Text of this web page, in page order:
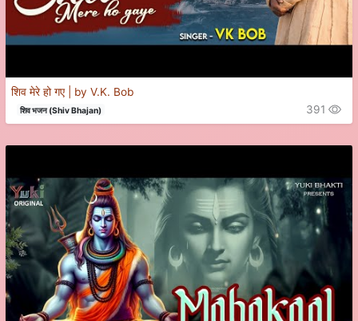
शिव मेरे हो गए | by V.K. Bob
शिव भजन (Shiv Bhajan) 391